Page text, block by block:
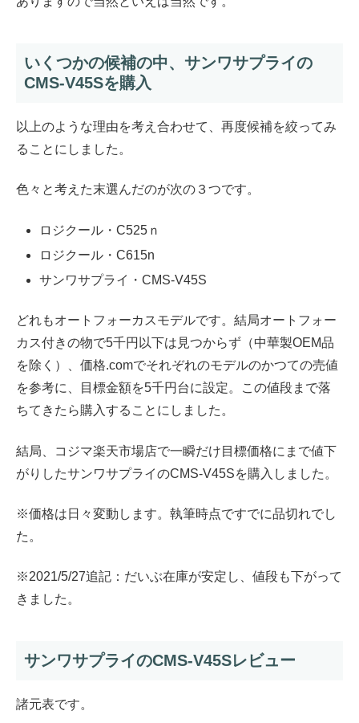
いくつかの候補の中、サンワサプライの
CMS-V45Sを購入
以上のような理由を考え合わせて、再度候補を絞ってみ
ることにしました。
色々と考えた末選んだのが次の３つです。
ロジクール・C525ｎ
ロジクール・C615n
サンワサプライ・CMS-V45S
どれもオートフォーカスモデルです。結局オートフォー
カス付きの物で5千円以下は見つからず（中華製OEM品
を除く）、価格.comでそれぞれのモデルのかつての売値
を参考に、目標金額を5千円台に設定。この値段まで落
ちてきたら購入することにしました。
結局、コジマ楽天市場店で一瞬だけ目標価格にまで値下
がりしたサンワサプライのCMS-V45Sを購入しました。
※価格は日々変動します。執筆時点ですでに品切れでし
た。
※2021/5/27追記：だいぶ在庫が安定し、値段も下がって
きました。
サンワサプライのCMS-V45Sレビュー
諸元表です。